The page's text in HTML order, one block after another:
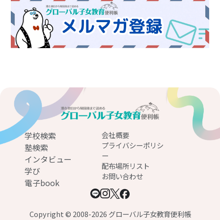
学校検索
塾検索
インタビュー
学び
電子book
会社概要
プライバシーポリシ
ー
配布場所リスト
お問い合わせ
Copyright © 2008-2026 グローバル子女教育便利帳